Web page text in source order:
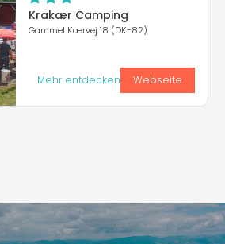
Krakær Camping
Gammel Kærvej 18 (DK-82)
Mehr entdecken Webseite